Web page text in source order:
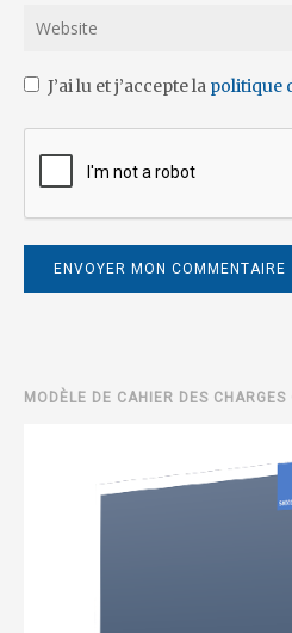
J’ai lu et j’accepte la politique
MODÈLE DE CAHIER DES CHARGES